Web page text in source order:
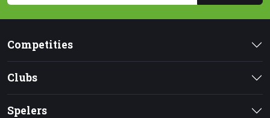
Competities
Clubs
Spelers